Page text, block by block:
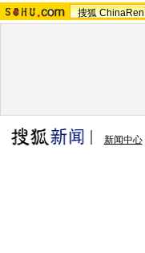
搜狐 ChinaRen
新闻中心